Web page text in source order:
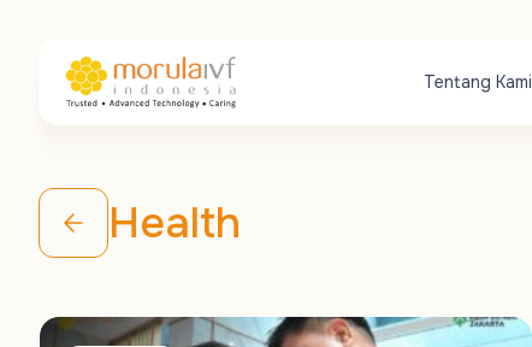
Tentang Kami
Health